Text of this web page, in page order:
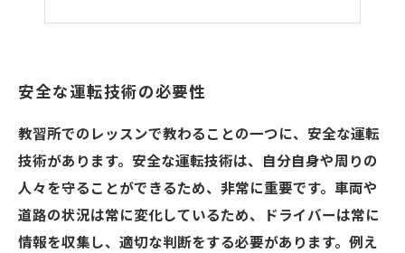
安全な運転技術の必要性
教習所でのレッスンで教わることの一つに、安全な運転
技術があります。安全な運転技術は、自分自身や周りの
人々を守ることができるため、非常に重要です。車両や
道路の状況は常に変化しているため、ドライバーは常に
情報を収集し、適切な判断をする必要があります。例え